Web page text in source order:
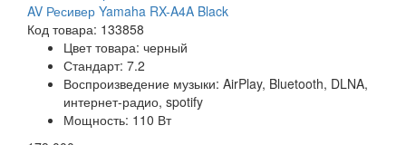
AV Ресивер Yamaha RX-A4A Black
Код товара: 133858
Цвет товара: черный
Стандарт: 7.2
Воспроизведение музыки: AirPlay, Bluetooth, DLNA,
интернет-радио, spotify
Мощность: 110 Вт